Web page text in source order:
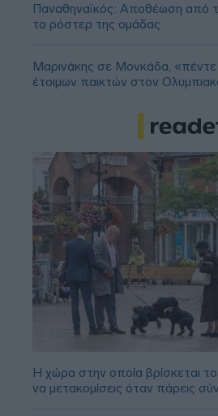
Παναθηναϊκός: Αποθέωση από
το ρόστερ της ομάδας
Μαρινάκης σε Μονκάδα,
έτοιμων παικτών στον
Η χώρα στην οποία βρίσκεται
να μετακομίσεις όταν πάρεις